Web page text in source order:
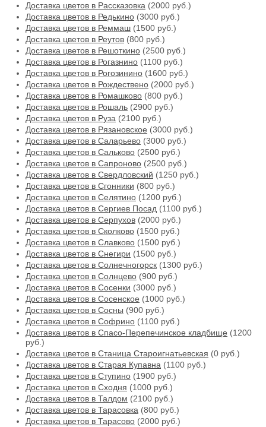
Доставка цветов в Рассказовка (2000 руб.)
Доставка цветов в Редькино (3000 руб.)
Доставка цветов в Реммаш (1500 руб.)
Доставка цветов в Реутов (800 руб.)
Доставка цветов в Решоткино (2500 руб.)
Доставка цветов в Рогазнино (1100 руб.)
Доставка цветов в Рогозинино (1600 руб.)
Доставка цветов в Рождествено (2000 руб.)
Доставка цветов в Ромашково (800 руб.)
Доставка цветов в Рошаль (2900 руб.)
Доставка цветов в Руза (2100 руб.)
Доставка цветов в Рязановское (3000 руб.)
Доставка цветов в Саларьево (3000 руб.)
Доставка цветов в Сальково (2500 руб.)
Доставка цветов в Сапроново (2500 руб.)
Доставка цветов в Свердловский (1250 руб.)
Доставка цветов в Сгонники (800 руб.)
Доставка цветов в Селятино (1200 руб.)
Доставка цветов в Сергиев Посад (1100 руб.)
Доставка цветов в Серпухов (2000 руб.)
Доставка цветов в Сколково (1500 руб.)
Доставка цветов в Славково (1500 руб.)
Доставка цветов в Снегири (1500 руб.)
Доставка цветов в Солнечногорск (1300 руб.)
Доставка цветов в Солнцево (900 руб.)
Доставка цветов в Сосенки (3000 руб.)
Доставка цветов в Сосенское (1000 руб.)
Доставка цветов в Сосны (900 руб.)
Доставка цветов в Софрино (1100 руб.)
Доставка цветов в Спасо-Перепечинское кладбище (1200
руб.)
Доставка цветов в Станица Староигнатьевская (0 руб.)
Доставка цветов в Старая Купавна (1100 руб.)
Доставка цветов в Ступино (1900 руб.)
Доставка цветов в Сходня (1000 руб.)
Доставка цветов в Талдом (2100 руб.)
Доставка цветов в Тарасовка (800 руб.)
Доставка цветов в Тарасово (2000 руб.)